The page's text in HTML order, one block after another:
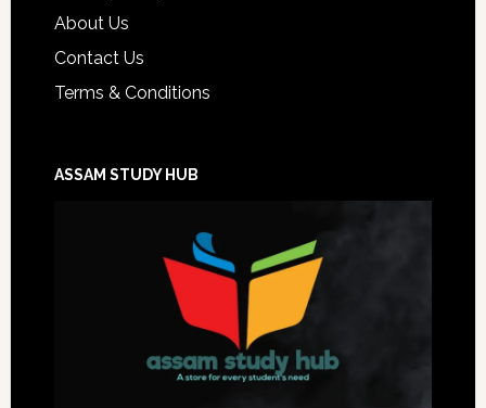
About Us
Contact Us
Terms & Conditions
ASSAM STUDY HUB